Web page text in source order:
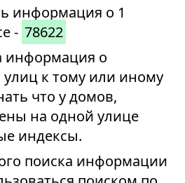
информация о 1
- 78622
информация о
к тому или иному
что у домов,
на одной улице
индексы.
поиска информации